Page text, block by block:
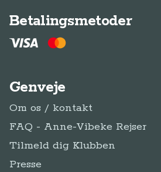
Betalingsmetoder
Genveje
Om os / kontakt
FAQ - Anne-Vibeke Rejser
Tilmeld dig Klubben
Presse